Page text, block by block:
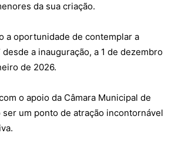
da sua criação.
a oportunidade de contemplar a
desde a inauguração, a 1 de dezembro
de 2026.
o apoio da Câmara Municipal de
um ponto de atração incontornável